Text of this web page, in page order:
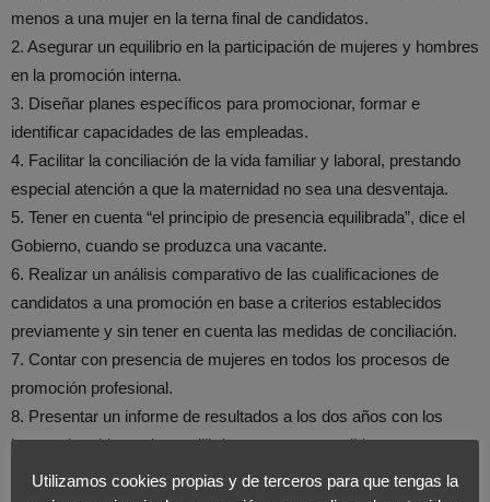
menos a una mujer en la terna final de candidatos.
2. Asegurar un equilibrio en la participación de mujeres y hombres
en la promoción interna.
3. Diseñar planes específicos para promocionar, formar e
identificar capacidades de las empleadas.
4. Facilitar la conciliación de la vida familiar y laboral, prestando
especial atención a que la maternidad no sea una desventaja.
5. Tener en cuenta “el principio de presencia equilibrada”, dice el
Gobierno, cuando se produzca una vacante.
6. Realizar un análisis comparativo de las cualificaciones de
candidatos a una promoción en base a criterios establecidos
previamente y sin tener en cuenta las medidas de conciliación.
7. Contar con presencia de mujeres en todos los procesos de
promoción profesional.
8. Presentar un informe de resultados a los dos años con los
logros obtenidos y desequilibrios, y nuevas medidas que
permitan acelerar el proceso.
Utilizamos cookies propias y de terceros para que tengas la